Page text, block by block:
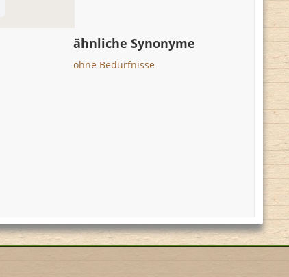
ähnliche Synonyme
ohne Bedürfnisse